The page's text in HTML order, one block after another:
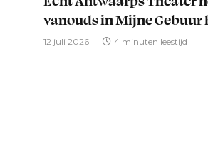
vanouds in Mijne Gebuur
12 juli 2026 4 minuten leestijd